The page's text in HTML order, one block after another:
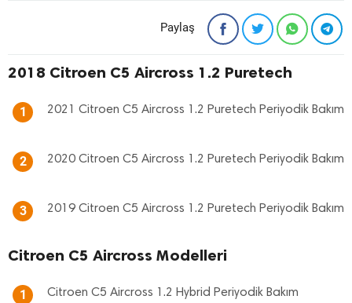
Paylaş
2018 Citroen C5 Aircross 1.2 Puretech
1 2021 Citroen C5 Aircross 1.2 Puretech Periyodik Bakım
2 2020 Citroen C5 Aircross 1.2 Puretech Periyodik Bakım
3 2019 Citroen C5 Aircross 1.2 Puretech Periyodik Bakım
Citroen C5 Aircross Modelleri
1 Citroen C5 Aircross 1.2 Hybrid Periyodik Bakım